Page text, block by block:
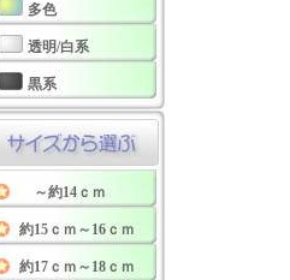
多色
透明/白系
黒系
～約14ｃｍ
約15ｃｍ～16ｃｍ
約17ｃｍ～18ｃｍ